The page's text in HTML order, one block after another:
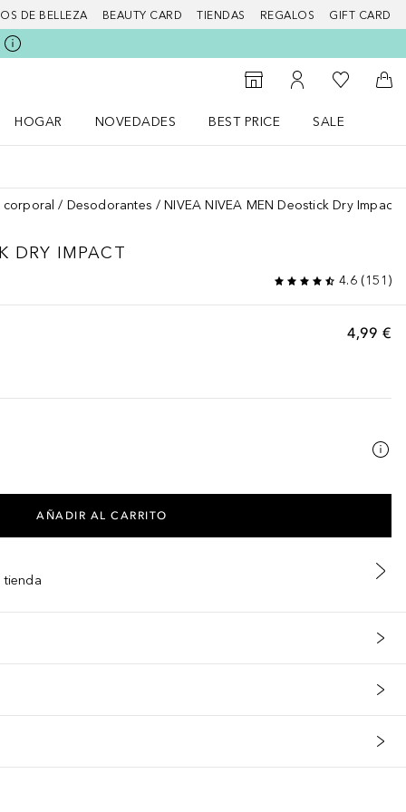
DE BELLEZA BEAUTY CARD TIENDAS REGALOS GIFT CARD
Al Storefinder
Mi cuenta
Mi lista de
A
HOGAR
NOVEDADES
BEST PRICE
SALE
Desodorantes NIVEA NIVEA MEN Deostick Dry Impact
DRY IMPACT
4.6(151 )
4,99 €
AÑADIR AL CARRITO
tienda